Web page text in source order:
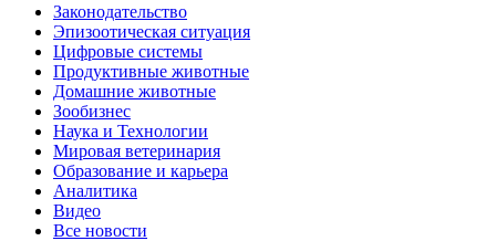
Законодательство
Эпизоотическая ситуация
Цифровые системы
Продуктивные животные
Домашние животные
Зообизнес
Наука и Технологии
Мировая ветеринария
Образование и карьера
Аналитика
Видео
Все новости